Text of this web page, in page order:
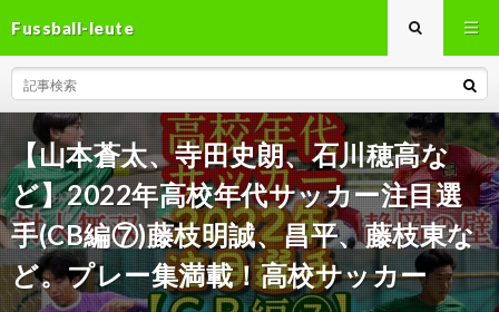
Fussball-leute
【山本蒼太、寺田史朗、石川穂高な
ど】2022年高校年代サッカー注目選
手(CB編⑦)藤枝明誠、昌平、藤枝東な
ど。プレー集満載！高校サッカー